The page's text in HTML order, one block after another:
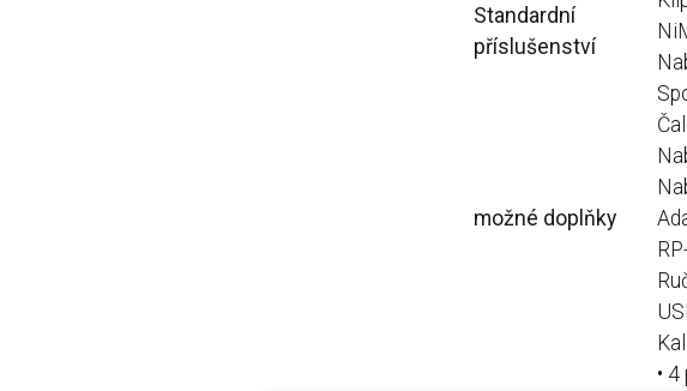
Standardní
příslušenství
možné doplňky
•